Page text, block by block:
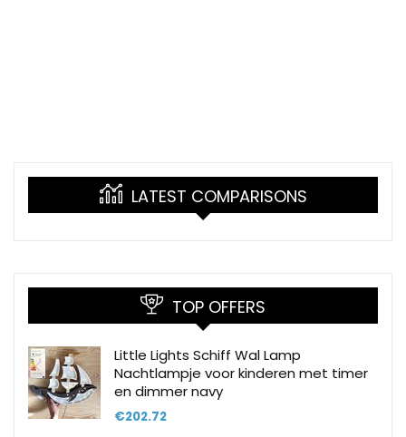
LATEST COMPARISONS
TOP OFFERS
Little Lights Schiff Wal Lamp
Nachtlampje voor kinderen met timer
en dimmer navy
€202.72